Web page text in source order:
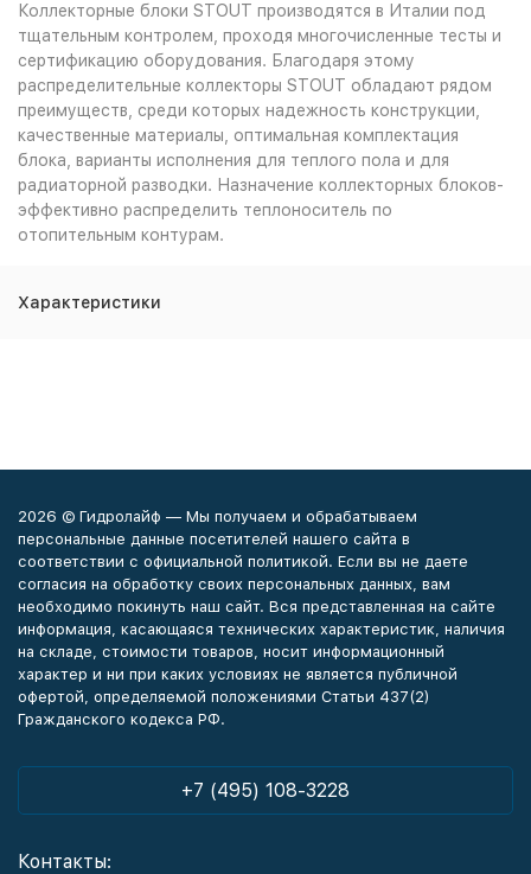
Коллекторные блоки STOUT производятся в Италии под
тщательным контролем, проходя многочисленные тесты и
сертификацию оборудования. Благодаря этому
распределительные коллекторы STOUT обладают рядом
преимуществ, среди которых надежность конструкции,
качественные материалы, оптимальная комплектация
блока, варианты исполнения для теплого пола и для
радиаторной разводки. Назначение коллекторных блоков-
эффективно распределить теплоноситель по
отопительным контурам.
Характеристики
2026 © Гидролайф — Мы получаем и обрабатываем
персональные данные посетителей нашего сайта в
соответствии с официальной политикой. Если вы не даете
согласия на обработку своих персональных данных, вам
необходимо покинуть наш сайт. Вся представленная на сайте
информация, касающаяся технических характеристик, наличия
на складе, стоимости товаров, носит информационный
характер и ни при каких условиях не является публичной
офертой, определяемой положениями Статьи 437(2)
Гражданского кодекса РФ.
+7 (495) 108-3228
Контакты: